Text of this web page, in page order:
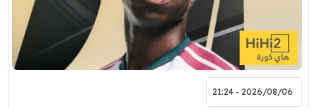
2026/08/06 - 21:24